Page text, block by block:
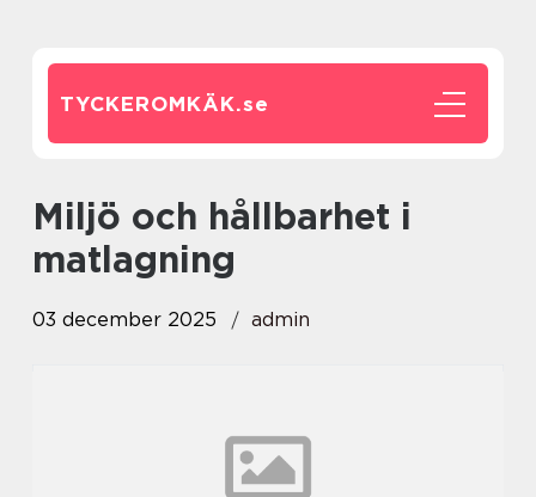
TYCKEROMKÄK.se
Miljö och hållbarhet i
matlagning
03 december 2025 admin